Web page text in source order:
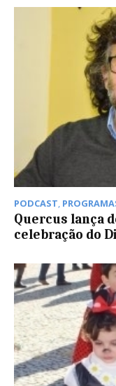
PODCAST,
Quercus lança
celebração do